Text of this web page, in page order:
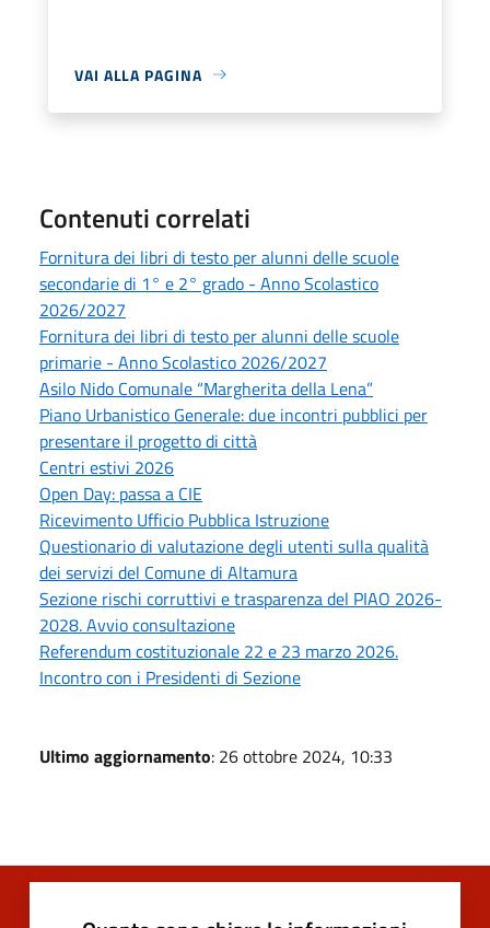
VAI ALLA PAGINA
Contenuti correlati
Fornitura dei libri di testo per alunni delle scuole
secondarie di 1° e 2° grado - Anno Scolastico
2026/2027
Fornitura dei libri di testo per alunni delle scuole
primarie - Anno Scolastico 2026/2027
Asilo Nido Comunale “Margherita della Lena”
Piano Urbanistico Generale: due incontri pubblici per
presentare il progetto di città
Centri estivi 2026
Open Day: passa a CIE
Ricevimento Ufficio Pubblica Istruzione
Questionario di valutazione degli utenti sulla qualità
dei servizi del Comune di Altamura
Sezione rischi corruttivi e trasparenza del PIAO 2026-
2028. Avvio consultazione
Referendum costituzionale 22 e 23 marzo 2026.
Incontro con i Presidenti di Sezione
Ultimo aggiornamento: 26 ottobre 2024, 10:33